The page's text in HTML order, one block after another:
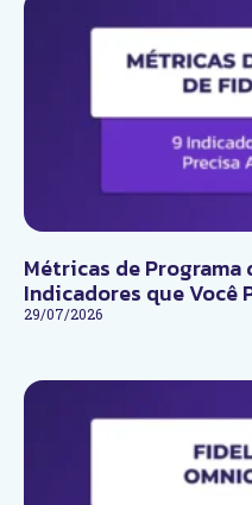
Métricas de Programa
Indicadores que Você
29/07/2026